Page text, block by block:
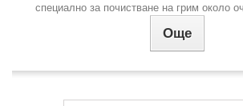
специално за почистване на грим около
Още